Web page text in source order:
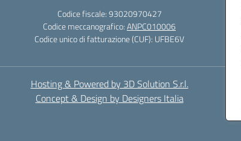
Codice fiscale: 93020970427
Codice meccanografico:ANPC010006
Codice unico di fatturazione (CUF): UFBE6V
Hosting & Powered by 3D Solution S.r.l.
Concept & Design by Designers Italia